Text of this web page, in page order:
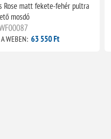
Rose matt fekete-fehér pultra
mosdó
WEBEN: 63 550 Ft